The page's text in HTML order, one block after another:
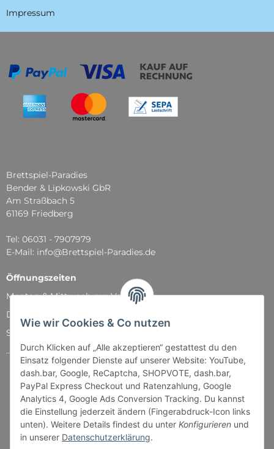
Wie wir Cookies & Co nutzen
Durch Klicken auf „Alle akzeptieren“ gestattest du den
Einsatz folgender Dienste auf unserer Website: YouTube,
dash.bar, Google, ReCaptcha, SHOPVOTE, dash.bar,
PayPal Express Checkout und Ratenzahlung, Google
Analytics 4, Google Ads Conversion Tracking. Du kannst
die Einstellung jederzeit ändern (Fingerabdruck-Icon links
unten). Weitere Details findest du unter Konfigurieren und
in unserer Datenschutzerklärung.
Impressum
Brettspiel-Paradies
Bender & Lipkowski GbR
Am Straßbach 5
61169 Friedberg
Tel: 06031 - 7907979
E-Mail: info@Brettspiel-Paradies.de
Öffnungszeiten
Montag & Mittwoch nur Versand
Dienstag, Donnerstag und Freitag: 11:00 - 18:30 Uhr
Samstag: 11:00 - 14:00 Uhr
...und natürlich während unserer Events